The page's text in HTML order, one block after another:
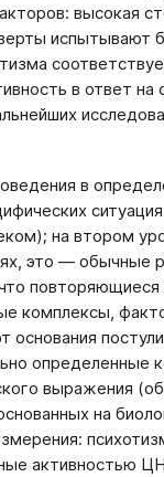
высокая
испытывают
в ответ
в
на втором
это — обычные
комплексы,
определенные
выражения
на
активностью